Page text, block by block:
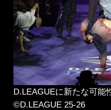
D.LEAGUEに新たな可
©D.LEAGUE 25-26